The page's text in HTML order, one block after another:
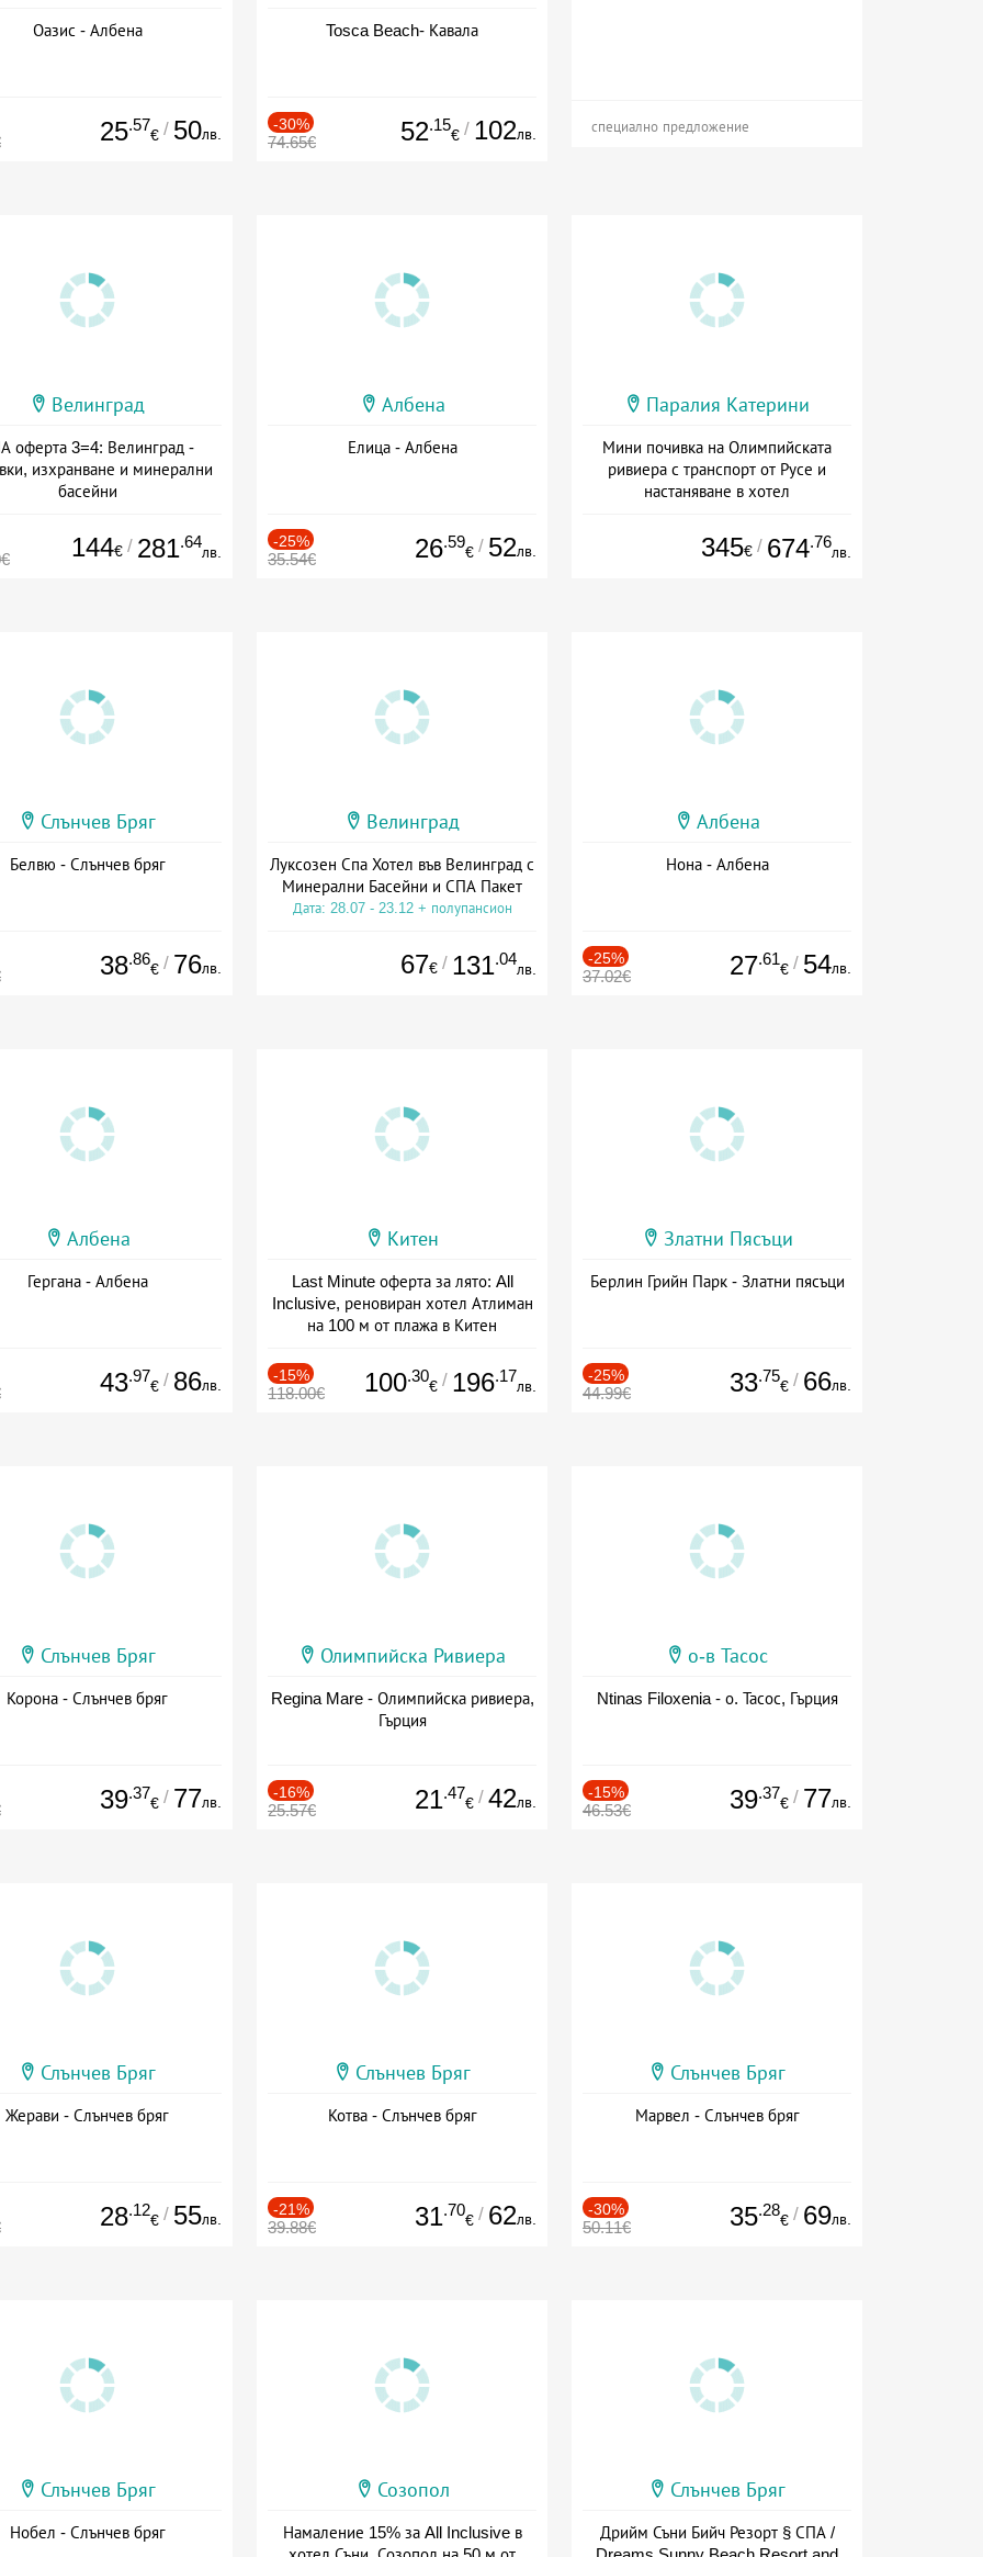
Оазис - Албена
25.57
€ / 50лв.
Tosca Beach- Кавала
-30%
74.65€ 52.15
€ / 102лв. специално предложение
Велинград
оферта 3=4: Велинград -
изхранване и минерални
басейни
144€ / 281.64
лв.
Албена
Елица - Албена
-25%
35.54€ 26.59
€ / 52лв.
Паралия Катерини
Мини почивка на Олимпийската
ривиера с транспорт от Русе и
настаняване в хотел
345€ / 674.76
лв.
Слънчев Бряг
Белвю - Слънчев бряг
38.86
€ / 76лв.
Велинград
Луксозен Спа Хотел във Велинград с
Минерални Басейни и СПА Пакет
Дата: 28.07 - 23.12 + полупансион
67€ / 131.04
лв.
Албена
Нона - Албена
-25%
37.02€ 27.61
€ / 54лв.
Албена
Гергана - Албена
43.97
€ / 86лв.
Китен
Last Minute оферта за лято: All
Inclusive, реновиран хотел Атлиман
на 100 м от плажа в Китен
-15%
118.00€ 100.30
€ / 196.17
лв.
Златни Пясъци
Берлин Грийн Парк - Златни пясъци
-25%
44.99€ 33.75
€ / 66лв.
Слънчев Бряг
Корона - Слънчев бряг
39.37
€ / 77лв.
Олимпийска Ривиера
Regina Mare - Олимпийска ривиера,
Гърция
-16%
25.57€ 21.47
€ / 42лв.
о-в Тасос
Ntinas Filoxenia - о. Тасос, Гърция
-15%
46.53€ 39.37
€ / 77лв.
Слънчев Бряг
Жерави - Слънчев бряг
28.12
€ / 55лв.
Слънчев Бряг
Котва - Слънчев бряг
-21%
39.88€ 31.70
€ / 62лв.
Слънчев Бряг
Марвел - Слънчев бряг
-30%
50.11€ 35.28
€ / 69лв.
Слънчев Бряг
Нобел - Слънчев бряг
Созопол
Намаление 15% за All Inclusive в
Слънчев Бряг
Дрийм Съни Бийч Резорт § СПА /